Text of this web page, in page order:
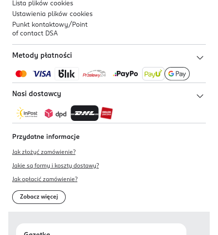
Lista plików cookies
Ustawienia plików cookies
Punkt kontaktowy/ Point
of contact DSA
Metody płatności
Nasi dostawcy
Przydatne informacje
Jak złożyć zamówienie?
Jakie są formy i koszty dostawy?
Jak opłacić zamówienie?
Zobacz więcej